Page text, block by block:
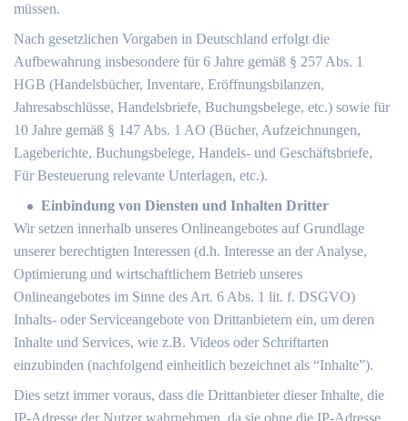
müssen.
Nach gesetzlichen Vorgaben in Deutschland erfolgt die
Aufbewahrung insbesondere für 6 Jahre gemäß § 257 Abs. 1
HGB (Handelsbücher, Inventare, Eröffnungsbilanzen,
Jahresabschlüsse, Handelsbriefe, Buchungsbelege, etc.) sowie für
10 Jahre gemäß § 147 Abs. 1 AO (Bücher, Aufzeichnungen,
Lageberichte, Buchungsbelege, Handels- und Geschäftsbriefe,
Für Besteuerung relevante Unterlagen, etc.).
Einbindung von Diensten und Inhalten Dritter
Wir setzen innerhalb unseres Onlineangebotes auf Grundlage
unserer berechtigten Interessen (d.h. Interesse an der Analyse,
Optimierung und wirtschaftlichem Betrieb unseres
Onlineangebotes im Sinne des Art. 6 Abs. 1 lit. f. DSGVO)
Inhalts- oder Serviceangebote von Drittanbietern ein, um deren
Inhalte und Services, wie z.B. Videos oder Schriftarten
einzubinden (nachfolgend einheitlich bezeichnet als “Inhalte”).
Dies setzt immer voraus, dass die Drittanbieter dieser Inhalte, die
IP-Adresse der Nutzer wahrnehmen, da sie ohne die IP-Adresse